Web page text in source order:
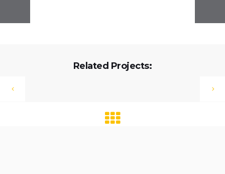
Related Projects: